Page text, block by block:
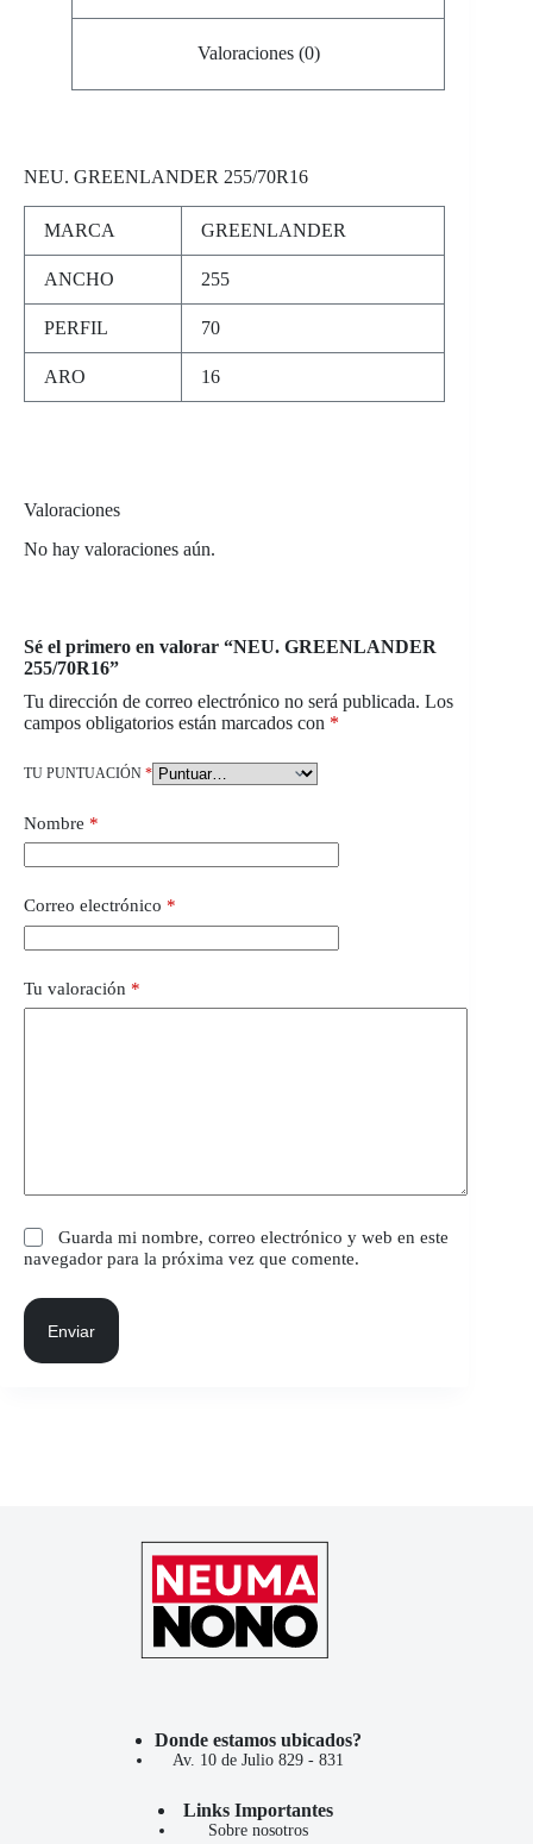
Valoraciones (0)
NEU. GREENLANDER 255/70R16
MARCA GREENLANDER
ANCHO 255
PERFIL 70
ARO 16
Valoraciones
No hay valoraciones aún.
Sé el primero en valorar “NEU. GREENLANDER
255/70R16”
Tu dirección de correo electrónico no será publicada. Los
campos obligatorios están marcados con *
TU PUNTUACIÓN *
Nombre *
Correo electrónico *
Tu valoración *
Guarda mi nombre, correo electrónico y web en este
navegador para la próxima vez que comente.
Enviar
Donde estamos ubicados?
Av. 10 de Julio 829 - 831
Links Importantes
Sobre nosotros